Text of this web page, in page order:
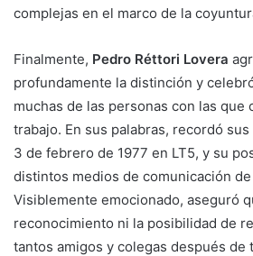
complejas en el marco de la
Finalmente, Pedro Réttori Lovera
profundamente la distinción y
muchas de las personas con las que
trabajo. En sus palabras, recordó
3 de febrero de 1977 en LT5, y su
distintos medios de comunicación
Visiblemente emocionado, aseguró
reconocimiento ni la posibilidad de
tantos amigos y colegas después de